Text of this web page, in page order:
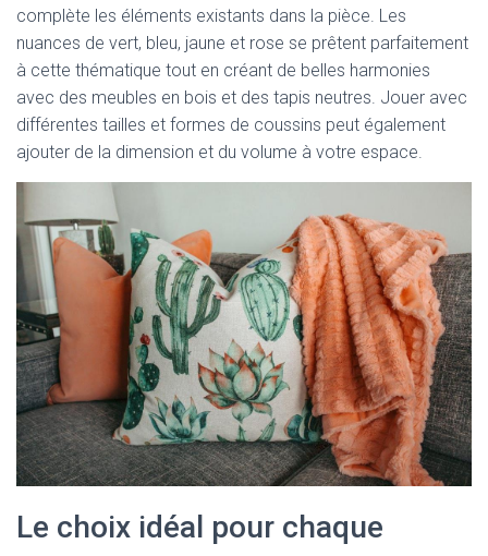
complète les éléments existants dans la pièce. Les
nuances de vert, bleu, jaune et rose se prêtent parfaitement
à cette thématique tout en créant de belles harmonies
avec des meubles en bois et des tapis neutres. Jouer avec
différentes tailles et formes de coussins peut également
ajouter de la dimension et du volume à votre espace.
Le choix idéal pour chaque